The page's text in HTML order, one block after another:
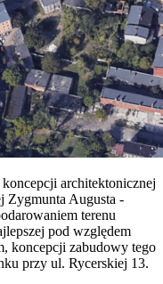
architektonicznej
Zygmunta Augusta -
terenu
pod względem
koncepcji zabudowy tego
przy ul. Rycerskiej 13.